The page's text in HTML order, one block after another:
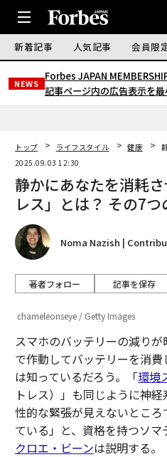
新着記事 人気記事 会員限
NEWS
Forbes JAPAN
記事ページ内の広告表示を
トップ ライフスタイル 健康
2025.09.03 12:30
静かにあなたを消耗
レス」とは？ その7つ
Noma Nazish |
著者フォロー 記事を保存
chameleonseye / Getty Images
スマホのバッテリーの減り
で作動してバッテリーを消
は知っているだろう。「環境
トレス）」も同じように神
性的な緊張が見えないとこ
ている」と、資格を持つソ
クロエ・ビーンは説明する。